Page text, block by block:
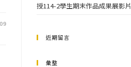
授114-2學生期末作品成果展影片
近期留言
彙整